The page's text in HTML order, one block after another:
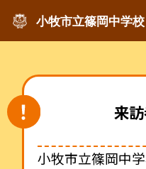
小牧市立篠岡中学校
来
小牧市立篠岡中